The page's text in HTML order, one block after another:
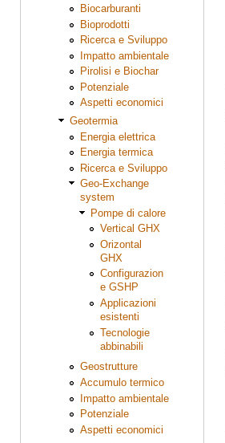
Biocarburanti
Bioprodotti
Ricerca e Sviluppo
Impatto ambientale
Pirolisi e Biochar
Potenziale
Aspetti economici
Geotermia
Energia elettrica
Energia termica
Ricerca e Sviluppo
Geo-Exchange
system
Pompe di calore
Vertical GHX
Orizontal
GHX
Configurazion
e GSHP
Applicazioni
esistenti
Tecnologie
abbinabili
Geostrutture
Accumulo termico
Impatto ambientale
Potenziale
Aspetti economici